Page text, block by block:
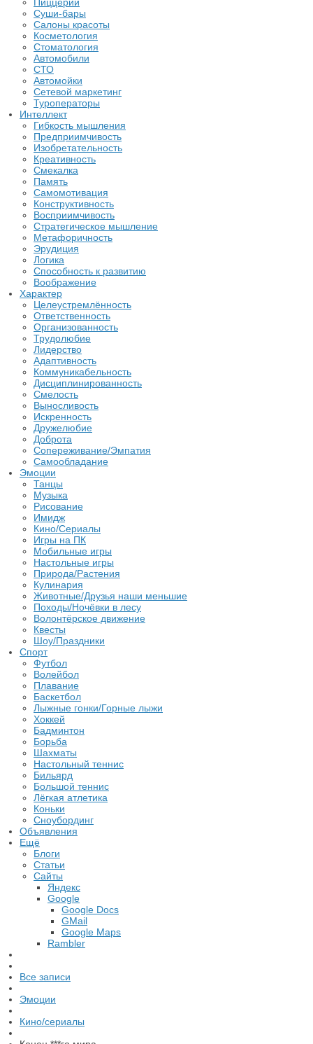
Суши-бары
Салоны красоты
Косметология
Стоматология
Автомобили
СТО
Автомойки
Сетевой маркетинг
Туроператоры
Интеллект
Гибкость мышления
Предприимчивость
Изобретательность
Креативность
Смекалка
Память
Самомотивация
Конструктивность
Восприимчивость
Стратегическое мышление
Метафоричность
Эрудиция
Логика
Способность к развитию
Воображение
Характер
Целеустремлённость
Ответственность
Организованность
Трудолюбие
Лидерство
Адаптивность
Коммуникабельность
Дисциплинированность
Смелость
Выносливость
Искренность
Дружелюбие
Доброта
Сопереживание/Эмпатия
Самообладание
Эмоции
Танцы
Музыка
Рисование
Имидж
Кино/Сериалы
Игры на ПК
Мобильные игры
Настольные игры
Природа/Растения
Кулинария
Животные/Друзья наши меньшие
Походы/Ночёвки в лесу
Волонтёрское движение
Квесты
Шоу/Праздники
Спорт
Футбол
Волейбол
Плавание
Баскетбол
Лыжные гонки/Горные лыжи
Хоккей
Бадминтон
Борьба
Шахматы
Настольный теннис
Бильярд
Большой теннис
Лёгкая атлетика
Коньки
Сноубординг
Объявления
Ещё
Блоги
Статьи
Сайты
Яндекс
Google
Google Docs
GMail
Google Maps
Rambler
Все записи
Эмоции
Кино/сериалы